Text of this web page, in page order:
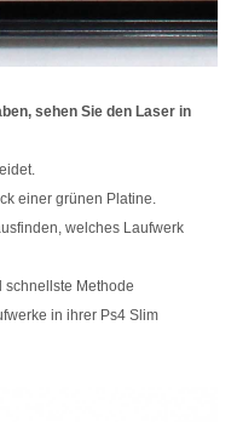
sehen Sie den Laser in
einer grünen Platine.
welches Laufwerk
schnellste Methode
in ihrer Ps4 Slim